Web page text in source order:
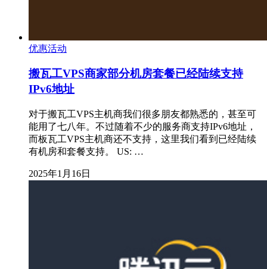
优惠活动
搬瓦工VPS商家部分机房套餐已经陆续支持
IPv6地址
对于搬瓦工VPS主机商我们很多朋友都熟悉的，甚至可
能用了七八年。不过随着不少的服务商支持IPv6地址，
而板瓦工VPS主机商还不支持，这里我们看到已经陆续
有机房和套餐支持。 US: …
2025年1月16日